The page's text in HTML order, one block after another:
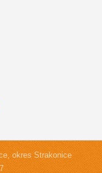
okres Strakonice